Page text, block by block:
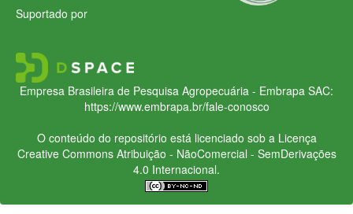
Suportado por
Empresa Brasileira de Pesquisa Agropecuária - Embrapa SAC:
https://www.embrapa.br/fale-conosco
O conteúdo do repositório está licenciado sob a Licença
Creative CommonsAtribuição - NãoComercial - SemDerivações
4.0 Internacional.